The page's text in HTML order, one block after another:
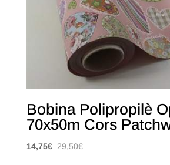
Bobina Polipropilè
70x50m Cors
14,75€ 29,50€